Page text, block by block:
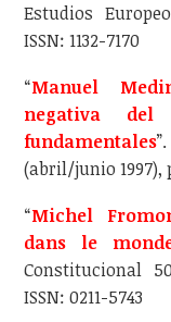
Estudios
ISSN: 1132-7170
“Manuel
negativa
fundamentales
(abril/junio 1997),
“Michel
dans le
Constitucional
ISSN: 0211-5743